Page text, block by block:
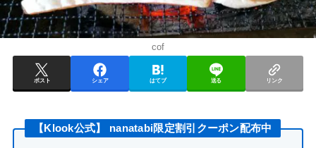
cof
ポスト シェア はてブ 送る リンク
【Klook公式】 nanatabi限定割引クーポン配布中